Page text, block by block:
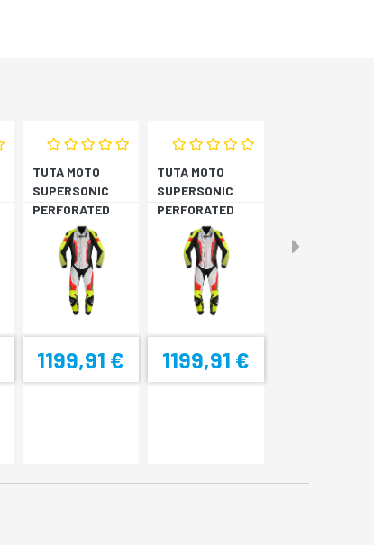
TUTA MOTO
SUPERSONIC
PERFORATED
NERO/GIALLO
1199,91 €
TUTA MOTO
SUPERSONIC
PERFORATED
NERO/GIALLO
1199,91 €